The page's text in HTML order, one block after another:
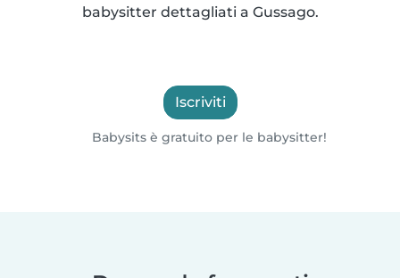
babysitter dettagliati a Gussago.
Iscriviti
Babysits è gratuito per le babysitter!